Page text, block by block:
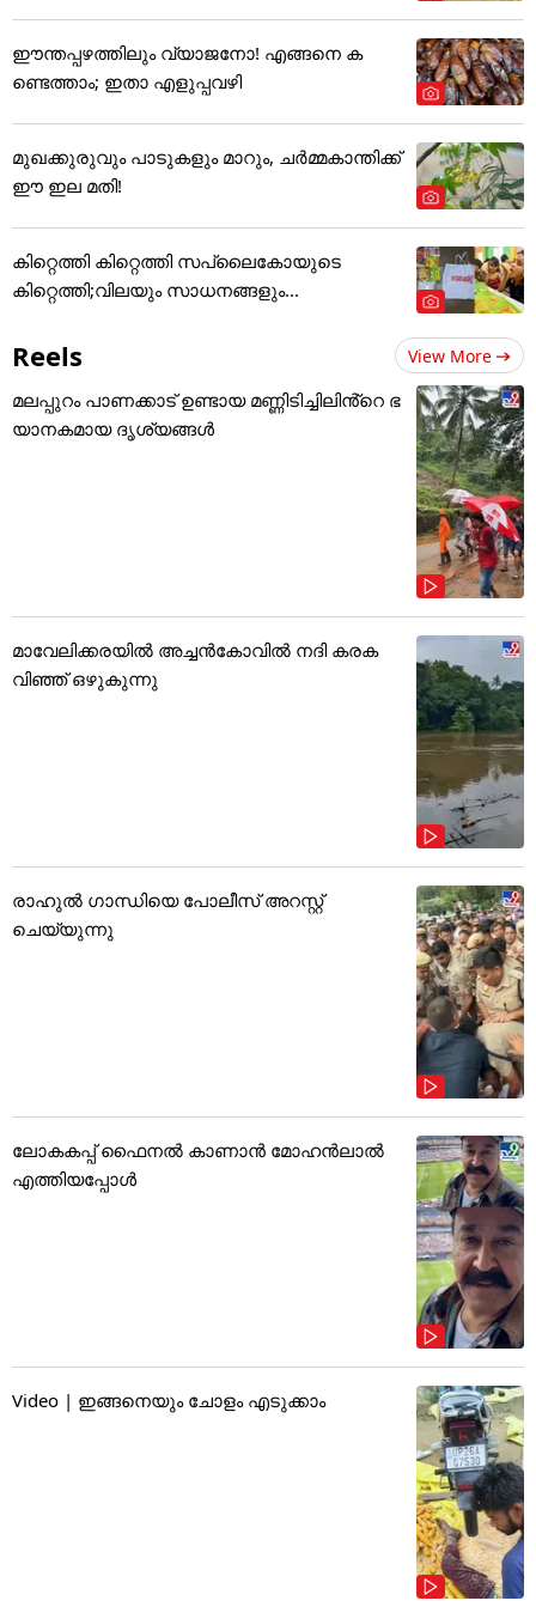
ഈന്തപ്പഴത്തിലും വ്യാജനോ! എങ്ങനെ ക
ണ്ടെത്താം; ഇതാ എളുപ്പവഴി
മുഖക്കുരുവും പാടുകളും മാറും, ചർമ്മകാന്തിക്ക്
ഈ ഇല മതി!
കിറ്റെത്തി കിറ്റെത്തി സപ്ലൈകോയുടെ
കിറ്റെത്തി;വിലയും സാധനങ്ങളും...
Reels View More
മലപ്പുറം പാണക്കാട് ഉണ്ടായ മണ്ണിടിച്ചിലിൻ്റെ ഭ
യാനകമായ ദൃശ്യങ്ങൾ
മാവേലിക്കരയിൽ അച്ചൻകോവിൽ നദി കരക
വിഞ്ഞ് ഒഴുകുന്നു
രാഹുൽ ഗാന്ധിയെ പോലീസ് അറസ്റ്റ്
ചെയ്യുന്നു
ലോകകപ്പ് ഫൈനൽ കാണാൻ മോഹൻലാൽ
എത്തിയപ്പോൾ
Video | ഇങ്ങനെയും ചോളം എടുക്കാം